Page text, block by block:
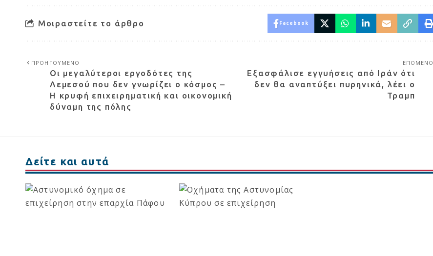
Μοιραστείτε το άρθρο Facebook
ΠΡΟΗΓΟΥΜΕΝΟ
Οι μεγαλύτεροι εργοδότες της
Λεμεσού που δεν γνωρίζει ο κόσμος –
Η κρυφή επιχειρηματική και οικονομική
δύναμη της πόλης
ΕΠΟΜΕΝΟ
Εξασφάλισε εγγυήσεις από Ιράν ότι
δεν θα αναπτύξει πυρηνικά, λέει ο
Τραμπ
Δείτε και αυτά